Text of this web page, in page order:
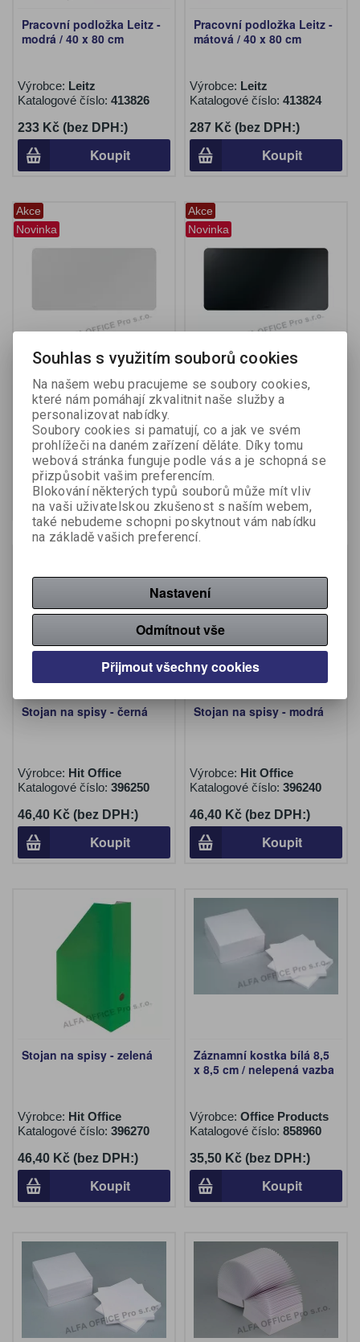
Pracovní podložka Leitz -
modrá / 40 x 80 cm
Výrobce: Leitz
Katalogové číslo: 413826
233 Kč (bez DPH:)
Koupit
Pracovní podložka Leitz -
mátová / 40 x 80 cm
Výrobce: Leitz
Katalogové číslo: 413824
287 Kč (bez DPH:)
Koupit
Akce
Novinka
Pracovní podložka Leitz -
šedá / 40 x 80 cm
Výrobce:Leitz
Katalogové číslo:413827
233 Kč (bez DPH:)
Koupit
Akce
Novinka
Pracovní podložka Leitz -
černá / 40 x 80 cm
Výrobce:Leitz
Katalogové číslo:413828
233 Kč (bez DPH:)
Koupit
Stojan na spisy - černá
Výrobce: Hit Office
Katalogové číslo: 396250
46,40 Kč (bez DPH:)
Koupit
Stojan na spisy - modrá
Výrobce: Hit Office
Katalogové číslo: 396240
46,40 Kč (bez DPH:)
Koupit
Stojan na spisy - zelená
Výrobce: Hit Office
Katalogové číslo: 396270
46,40 Kč (bez DPH:)
Koupit
Záznamní kostka bílá 8,5
x 8,5 cm / nelepená vazba
Výrobce: Office Products
Katalogové číslo: 858960
35,50 Kč (bez DPH:)
Koupit
Souhlas s využitím souborů cookies
Na našem webu pracujeme se soubory cookies,
které nám pomáhají zkvalitnit naše služby a
personalizovat nabídky.
Soubory cookies si pamatují, co a jak ve svém
prohlížeči na daném zařízení děláte. Díky tomu
webová stránka funguje podle vás a je schopná se
přizpůsobit vašim preferencím.
Blokování některých typů souborů může mít vliv
na vaši uživatelskou zkušenost s naším webem,
také nebudeme schopni poskytnout vám nabídku
na základě vašich preferencí.
Nastavení
Odmítnout vše
Přijmout všechny cookies